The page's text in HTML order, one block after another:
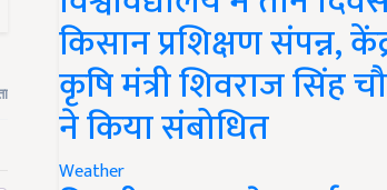
किसान प्रशिक्षण संपन्न,
कृषि मंत्री शिवराज सिंह
ने किया संबोधित
Weather